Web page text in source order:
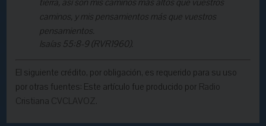
caminos, y mis pensamientos más que vuestros
pensamientos.
Isaías 55:8-9 (RVR1960).
El siguiente crédito, por obligación, es requerido para su uso
por otras fuentes: Este artículo fue producido por Radio
Cristiana CVCLAVOZ.